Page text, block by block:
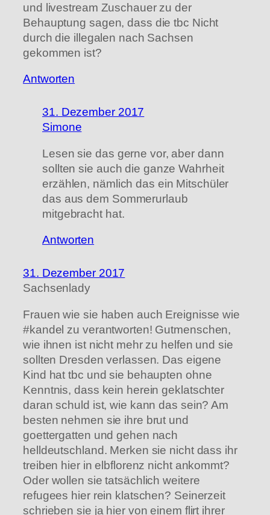
und livestream Zuschauer zu der
Behauptung sagen, dass die tbc Nicht
durch die illegalen nach Sachsen
gekommen ist?
Antworten
31. Dezember 2017
Simone
Lesen sie das gerne vor, aber dann
sollten sie auch die ganze Wahrheit
erzählen, nämlich das ein Mitschüler
das aus dem Sommerurlaub
mitgebracht hat.
Antworten
31. Dezember 2017
Sachsenlady
Frauen wie sie haben auch Ereignisse wie
#kandel zu verantworten! Gutmenschen,
wie ihnen ist nicht mehr zu helfen und sie
sollten Dresden verlassen. Das eigene
Kind hat tbc und sie behaupten ohne
Kenntnis, dass kein herein geklatschter
daran schuld ist, wie kann das sein? Am
besten nehmen sie ihre brut und
goettergatten und gehen nach
helldeutschland. Merken sie nicht dass ihr
treiben hier in elbflorenz nicht ankommt?
Oder wollen sie tatsächlich weitere
refugees hier rein klatschen? Seinerzeit
schrieben sie ja hier von einem flirt ihrer